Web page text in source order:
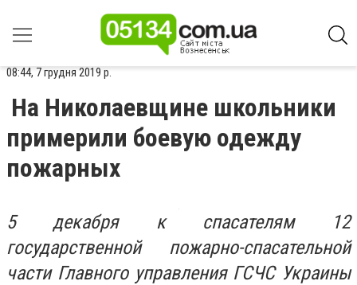
08:44, 7 грудня 2019 р.
На Николаевщине школьники
примерили боевую одежду
пожарных
5 декабря к спасателям 12
государственной пожарно-спасательной
части Главного управления ГСЧС Украины